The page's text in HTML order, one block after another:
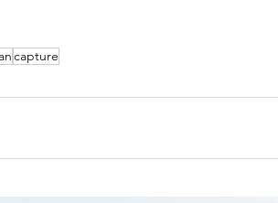
capture